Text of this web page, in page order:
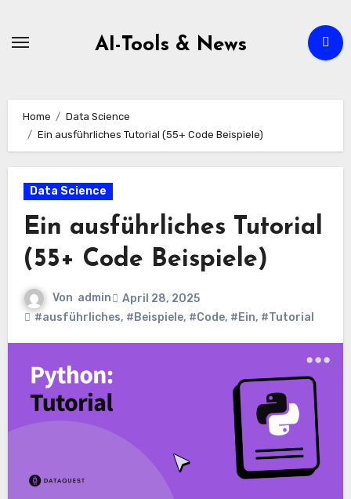
AI-Tools & News
Home
Data Science
Ein ausführliches Tutorial (55+ Code Beispiele)
Data Science
Ein ausführliches Tutorial
(55+ Code Beispiele)
Von admin
April 28, 2025
#ausführliches, #Beispiele, #Code, #Ein, #Tutorial